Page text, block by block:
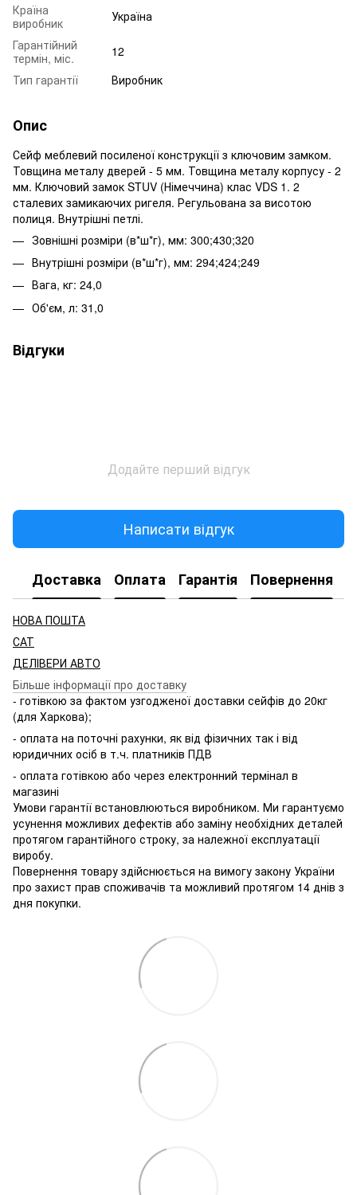
Країна
виробник
Україна
Гарантійний
термін, міс.
12
Тип гарантії
Виробник
Опис
Сейф меблевий посиленої конструкції з ключовим замком.
Товщина металу дверей - 5 мм. Товщина металу корпусу - 2
мм. Ключовий замок STUV (Німеччина) клас VDS 1. 2
сталевих замикаючих ригеля. Регульована за висотою
полиця. Внутрішні петлі.
Зовнішні розміри (в*ш*г), мм: 300;430;320
Внутрішні розміри (в*ш*г), мм: 294;424;249
Вага, кг: 24,0
Об'єм, л: 31,0
Відгуки
Додайте перший відгук
Написати відгук
Доставка Оплата Гарантія Повернення
НОВА ПОШТА
САТ
ДЕЛІВЕРИ АВТО
Більше інформації про доставку
- готівкою за фактом узгодженої доставки сейфів до 20кг
(для Харкова);
- оплата на поточні рахунки, як від фізичних так і від
юридичних осіб в т.ч. платників ПДВ
- оплата готівкою або через електронний термінал в
магазині
Умови гарантії встановлюються виробником. Ми гарантуємо
усунення можливих дефектів або заміну необхідних деталей
протягом гарантійного строку, за належної експлуатації
виробу.
Повернення товару здійснюється на вимогу закону України
про захист прав споживачів та можливий протягом 14 днів з
дня покупки.